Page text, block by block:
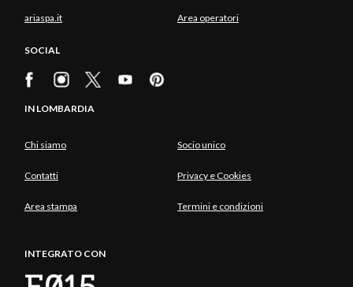
ariaspa.it Area operatori
SOCIAL
IN LOMBARDIA
Chi siamo Socio unico
Contatti Privacy e Cookies
Area stampa Termini e condizioni
INTEGRATO CON